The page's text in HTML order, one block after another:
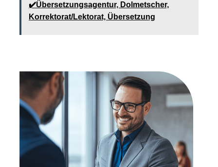
✔️Übersetzungsagentur, Dolmetscher,
Korrektorat/Lektorat, Übersetzung